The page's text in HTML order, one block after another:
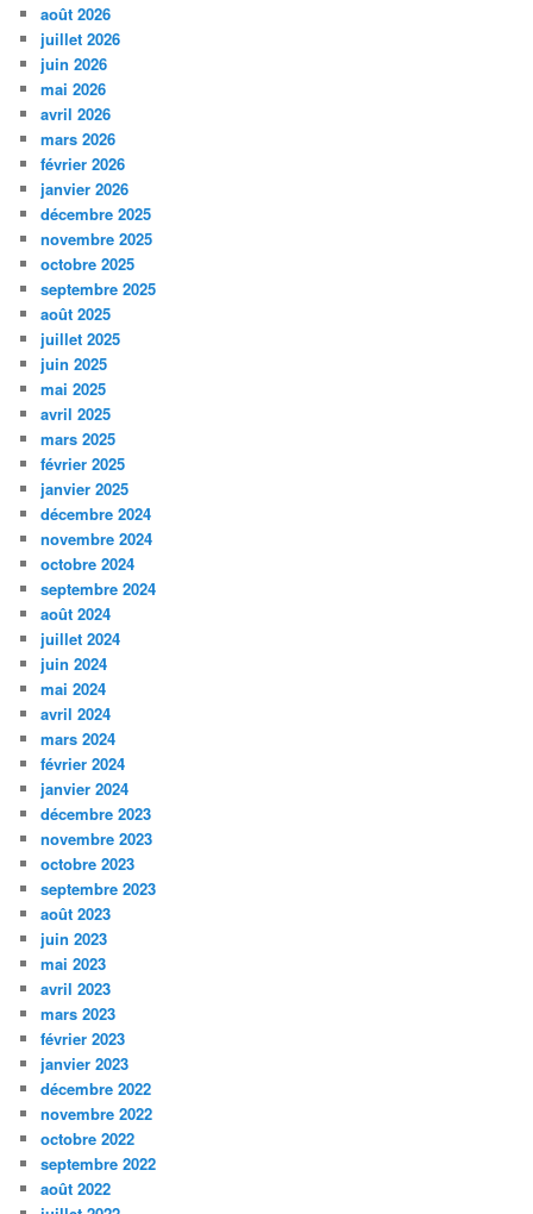
août 2026
juillet 2026
juin 2026
mai 2026
avril 2026
mars 2026
février 2026
janvier 2026
décembre 2025
novembre 2025
octobre 2025
septembre 2025
août 2025
juillet 2025
juin 2025
mai 2025
avril 2025
mars 2025
février 2025
janvier 2025
décembre 2024
novembre 2024
octobre 2024
septembre 2024
août 2024
juillet 2024
juin 2024
mai 2024
avril 2024
mars 2024
février 2024
janvier 2024
décembre 2023
novembre 2023
octobre 2023
septembre 2023
août 2023
juin 2023
mai 2023
avril 2023
mars 2023
février 2023
janvier 2023
décembre 2022
novembre 2022
octobre 2022
septembre 2022
août 2022